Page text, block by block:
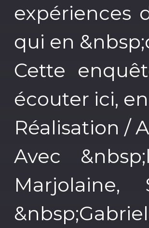
expériences
qui en
Cette
écouter ici,
Réalisation /
Avec
Marjolaine,